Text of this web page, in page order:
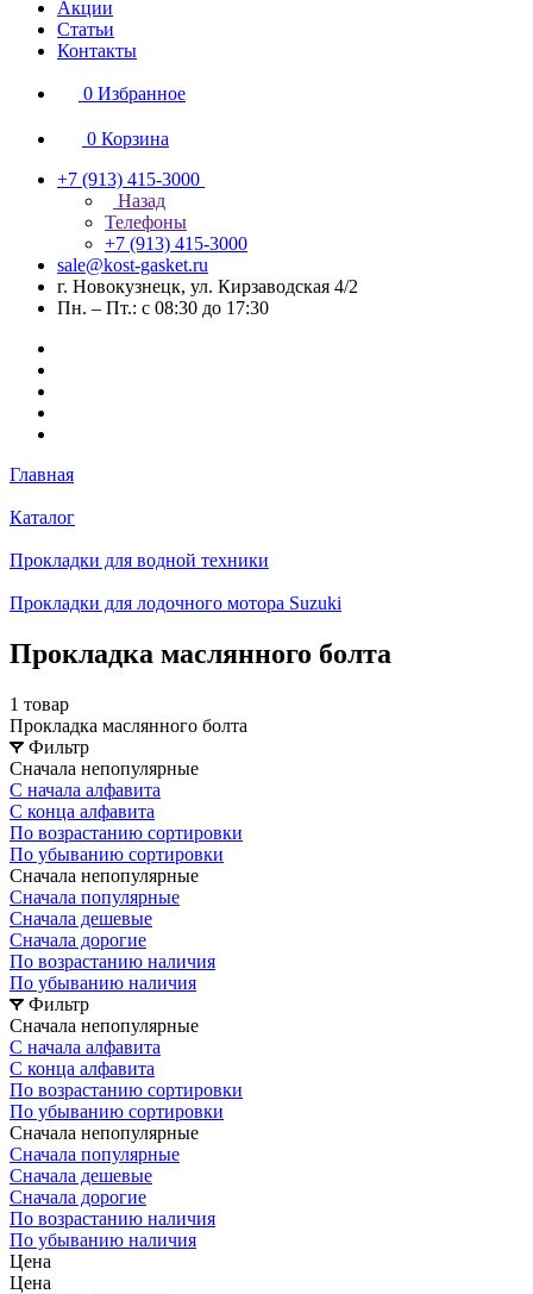
Акции
Статьи
Контакты
0 Избранное
0 Корзина
+7 (913) 415-3000
Назад
Телефоны
+7 (913) 415-3000
sale@kost-gasket.ru
г. Новокузнецк, ул. Кирзаводская 4/2
Пн. – Пт.: с 08:30 до 17:30
Главная
Каталог
Прокладки для водной техники
Прокладки для лодочного мотора Suzuki
Прокладка маслянного болта
1 товар
Прокладка маслянного болта
Фильтр
Сначала непопулярные
С начала алфавита
С конца алфавита
По возрастанию сортировки
По убыванию сортировки
Сначала непопулярные
Сначала популярные
Сначала дешевые
Сначала дорогие
По возрастанию наличия
По убыванию наличия
Фильтр
Сначала непопулярные
С начала алфавита
С конца алфавита
По возрастанию сортировки
По убыванию сортировки
Сначала непопулярные
Сначала популярные
Сначала дешевые
Сначала дорогие
По возрастанию наличия
По убыванию наличия
Цена
Цена